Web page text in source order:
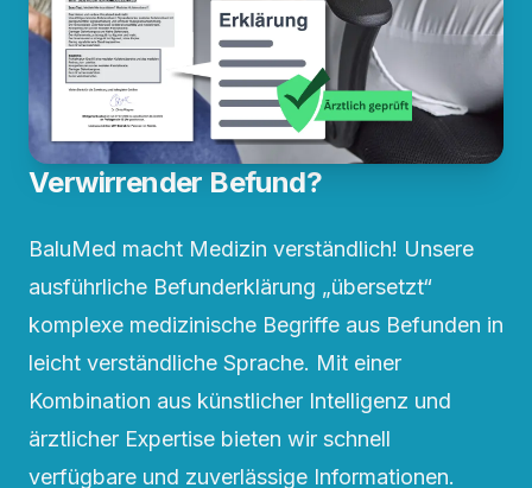
Verwirrender Befund?
BaluMed macht Medizin verständlich! Unsere
ausführliche Befunderklärung „übersetzt“
komplexe medizinische Begriffe aus Befunden in
leicht verständliche Sprache. Mit einer
Kombination aus künstlicher Intelligenz und
ärztlicher Expertise bieten wir schnell
verfügbare und zuverlässige Informationen.